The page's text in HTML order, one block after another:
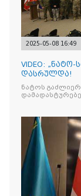
2025-05-08 16:49
VIDEO:
დასრულდა!
ნატოს